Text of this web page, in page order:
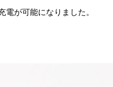
電が可能になりました。